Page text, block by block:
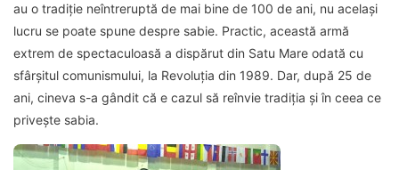
au o tradiție neîntreruptă de mai bine de 100 de ani, nu același
lucru se poate spune despre sabie. Practic, această armă
extrem de spectaculoasă a dispărut din Satu Mare odată cu
sfârșitul comunismului, la Revoluția din 1989. Dar, după 25 de
ani, cineva s-a gândit că e cazul să reînvie tradiția și în ceea ce
privește sabia.